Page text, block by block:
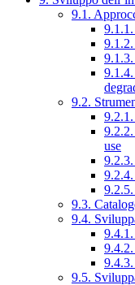
9.1.
9.2.
use
9.3.
9.4.
9.5.